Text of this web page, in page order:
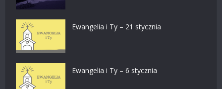
Ewangelia i Ty – 21 stycznia
Ewangelia i Ty – 6 stycznia